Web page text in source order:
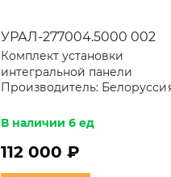
УРАЛ-277004.5000 002
Комплект установки
интегральной панели
(облицовка радиатора
Производитель:
В наличии 6 ед
112 000 ₽